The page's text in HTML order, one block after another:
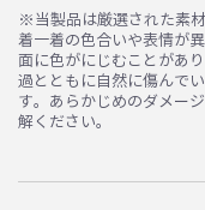
※当製品は厳選された素
着一着の色合いや表情が
面に色がにじむことがあ
過とともに自然に傷んで
す。あらかじめのダメー
解ください。
お買い物